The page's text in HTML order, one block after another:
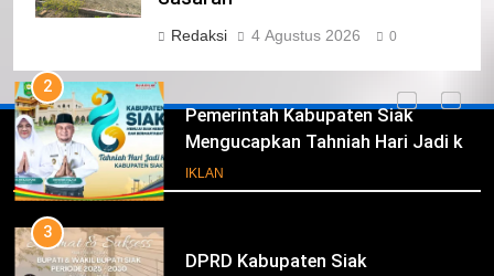
Redaksi 4 Agustus 2026 0
Iklan
IKLAN
2
Pemerintah Kabupaten Siak
Mengucapkan Tahniah Hari Jadi ke-
26 Kabupaten Siak
IKLAN
3
DPRD Kabupaten Siak